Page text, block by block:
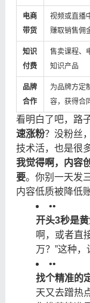
电商
带货
视频或直播
赚取销售佣
知识
付费
售卖课程、
知识产品
品牌
合作
为品牌方定
容，获得合
看明白了吧，路
速涨粉？没粉丝
技术活，也是很
我觉得啊，内容
要。你别一天发
内容低质被降低
••
开头3秒是黄
啊，或者直
万？”这种，
••
找个精准的
天又去蹭热